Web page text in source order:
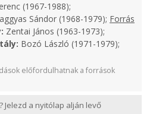
(1967-1988);
Sándor (1968-1979); Forrás
Zentai János (1963-1973);
Bozó László (1971-1979);
előfordulhatnak a források
Jelezd a nyitólap alján levő